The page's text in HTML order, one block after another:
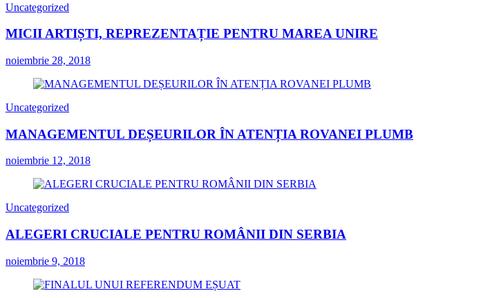
Uncategorized
MICII ARTIȘTI, REPREZENTAȚIE PENTRU MAREA UNIRE
noiembrie 28, 2018
Uncategorized
MANAGEMENTUL DEȘEURILOR ÎN ATENȚIA ROVANEI PLUMB
noiembrie 12, 2018
Uncategorized
ALEGERI CRUCIALE PENTRU ROMÂNII DIN SERBIA
noiembrie 9, 2018